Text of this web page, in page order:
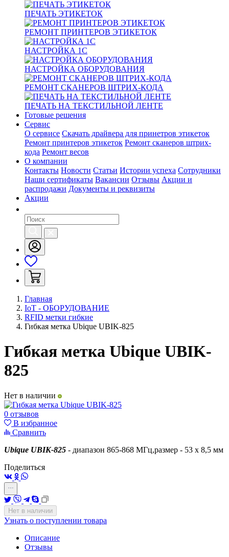
ПЕЧАТЬ ЭТИКЕТОК
РЕМОНТ ПРИНТЕРОВ ЭТИКЕТОК
НАСТРОЙКА 1С
НАСТРОЙКА ОБОРУДОВАНИЯ
РЕМОНТ СКАНЕРОВ ШТРИХ-КОДА
ПЕЧАТЬ НА ТЕКСТИЛЬНОЙ ЛЕНТЕ
Готовые решения
Сервис
О сервисе Скачать драйвера для принетров этикеток
Ремонт принтеров этикеток Ремонт сканеров штрих-
кода Ремонт весов
О компании
Контакты Новости Статьи Истории успеха Сотрудники
Наши сертификаты Вакансии Отзывы Акции и
распродажи Документы и реквизиты
Акции
Главная
IoT - ОБОРУДОВАНИЕ
RFID метки гибкие
Гибкая метка Ubique UBIK-825
Гибкая метка Ubique UBIK-
825
Нет в наличии
0 отзывов
В избранное
Сравнить
Ubique UBIK-825 - диапазон 865-868 МГц,размер - 53 х 8,5 мм
Поделиться
Нет в наличии
Узнать о поступлении товара
Описание
Отзывы